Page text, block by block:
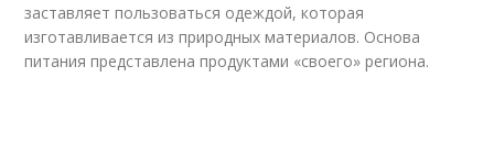
заставляет пользоваться одеждой, которая
изготавливается из природных материалов. Основа
питания представлена продуктами «своего» региона.